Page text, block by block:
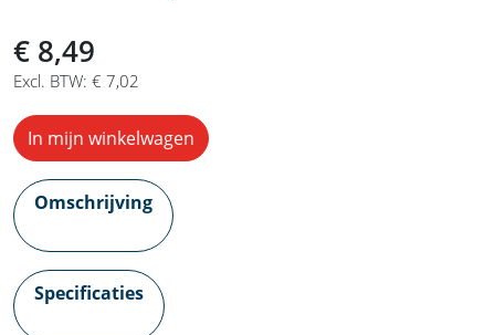
€ 8,49
Excl. BTW: € 7,02
In mijn winkelwagen
Omschrijving
Specificaties